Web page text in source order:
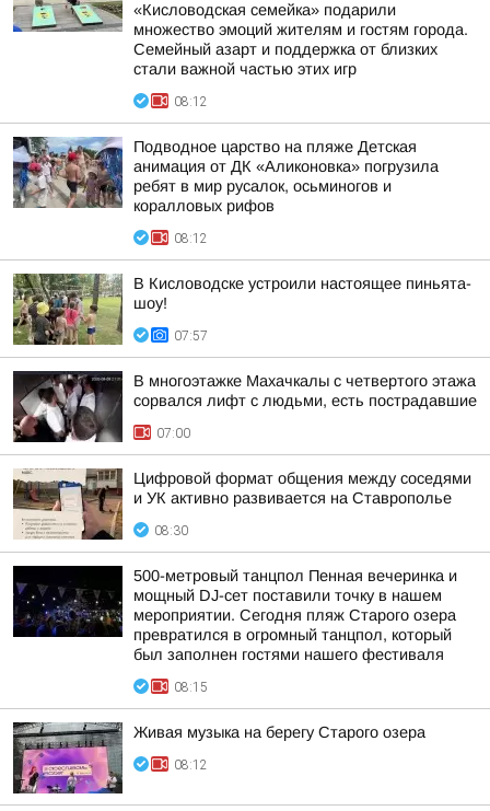
«Кисловодская семейка» подарили
множество эмоций жителям и гостям города.
Семейный азарт и поддержка от близких
стали важной частью этих игр
08:12
Подводное царство на пляже Детская
анимация от ДК «Аликоновка» погрузила
ребят в мир русалок, осьминогов и
коралловых рифов
08:12
В Кисловодске устроили настоящее пиньята-
шоу!
07:57
В многоэтажке Махачкалы с четвертого этажа
сорвался лифт с людьми, есть пострадавшие
07:00
Цифровой формат общения между соседями
и УК активно развивается на Ставрополье
08:30
500-метровый танцпол Пенная вечеринка и
мощный DJ-сет поставили точку в нашем
мероприятии. Сегодня пляж Старого озера
превратился в огромный танцпол, который
был заполнен гостями нашего фестиваля
08:15
Живая музыка на берегу Старого озера
08:12